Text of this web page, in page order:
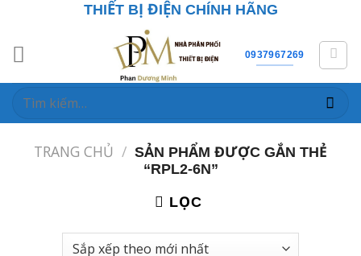
THIẾT BỊ ĐIỆN CHÍNH HÃNG
0937967269
Tìm
TRANG CHỦ / SẢN PHẨM ĐƯỢC GẮN THẺ
“RPL2-6N”
LỌC